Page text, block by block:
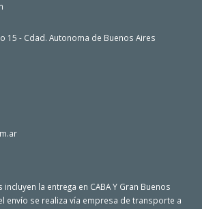
15 - Cdad. Autonoma de Buenos Aires
la entrega en CABA Y Gran Buenos
envío se realiza vía empresa de transporte a